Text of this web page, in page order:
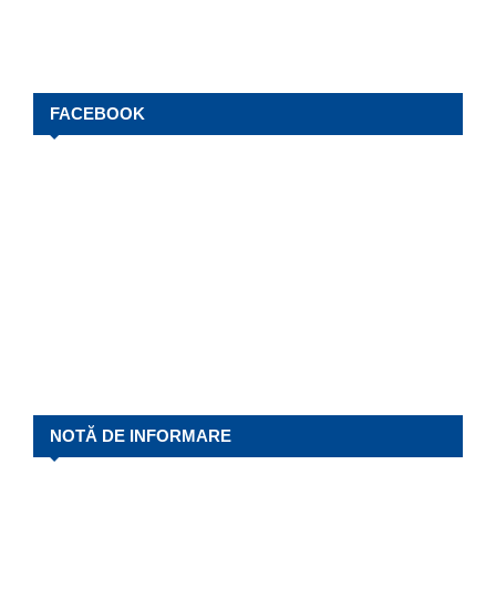
FACEBOOK
NOTĂ DE INFORMARE